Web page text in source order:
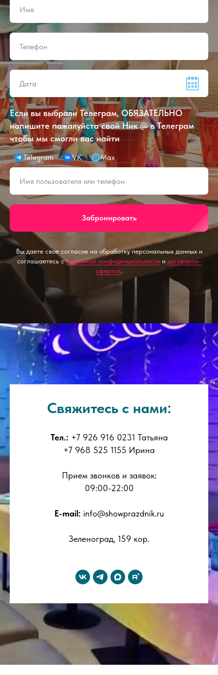
Если вы выбрали Телеграм, ОБЯЗАТЕЛЬНО
напишите пожалуйста свой Ник @ в Телеграм
чтобы мы смогли вас найти
Telegram VK Max
Забронировать
Вы даете свое согласие на обработку персональных данных и
соглашаетесь сполитикой конфиденциальностии договором-
офертой.
Свяжитесь с нами:
Тел.: +7 926 916 0231 Татьяна
+7 968 525 1155 Ирина
Прием звонков и заявок:
09:00-22:00
E-mail: info@showprazdnik.ru
Зеленоград, 159 кор.